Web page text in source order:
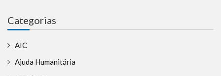
Categorias
AIC
Ajuda Humanitária